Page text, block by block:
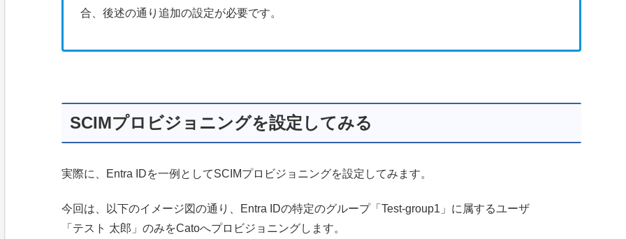
合、後述の通り追加の設定が必要です。
SCIMプロビジョニングを設定してみる
実際に、Entra IDを一例としてSCIMプロビジョニングを設定してみます。
今回は、以下のイメージ図の通り、Entra IDの特定のグループ「Test-group1」に属するユーザ
「テスト 太郎」のみをCatoへプロビジョニングします。